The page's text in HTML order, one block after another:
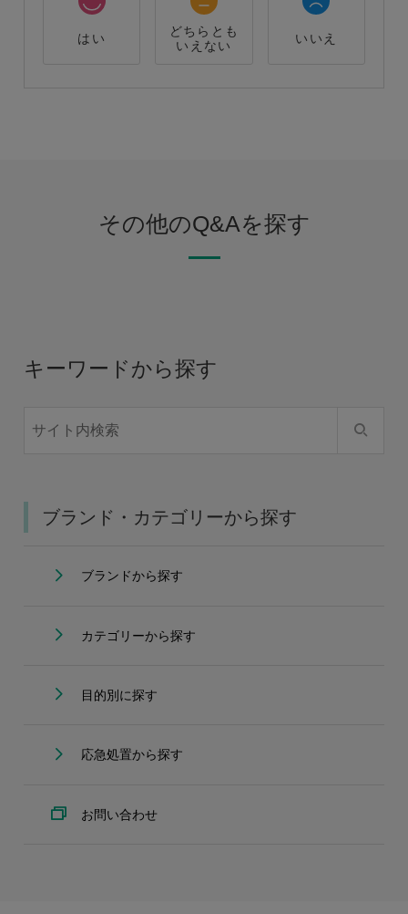
はい
どちらとも
いえない
いいえ
その他のQ&Aを探す
キーワードから探す
ブランド・カテゴリーから探す
ブランドから探す
カテゴリーから探す
目的別に探す
応急処置から探す
お問い合わせ